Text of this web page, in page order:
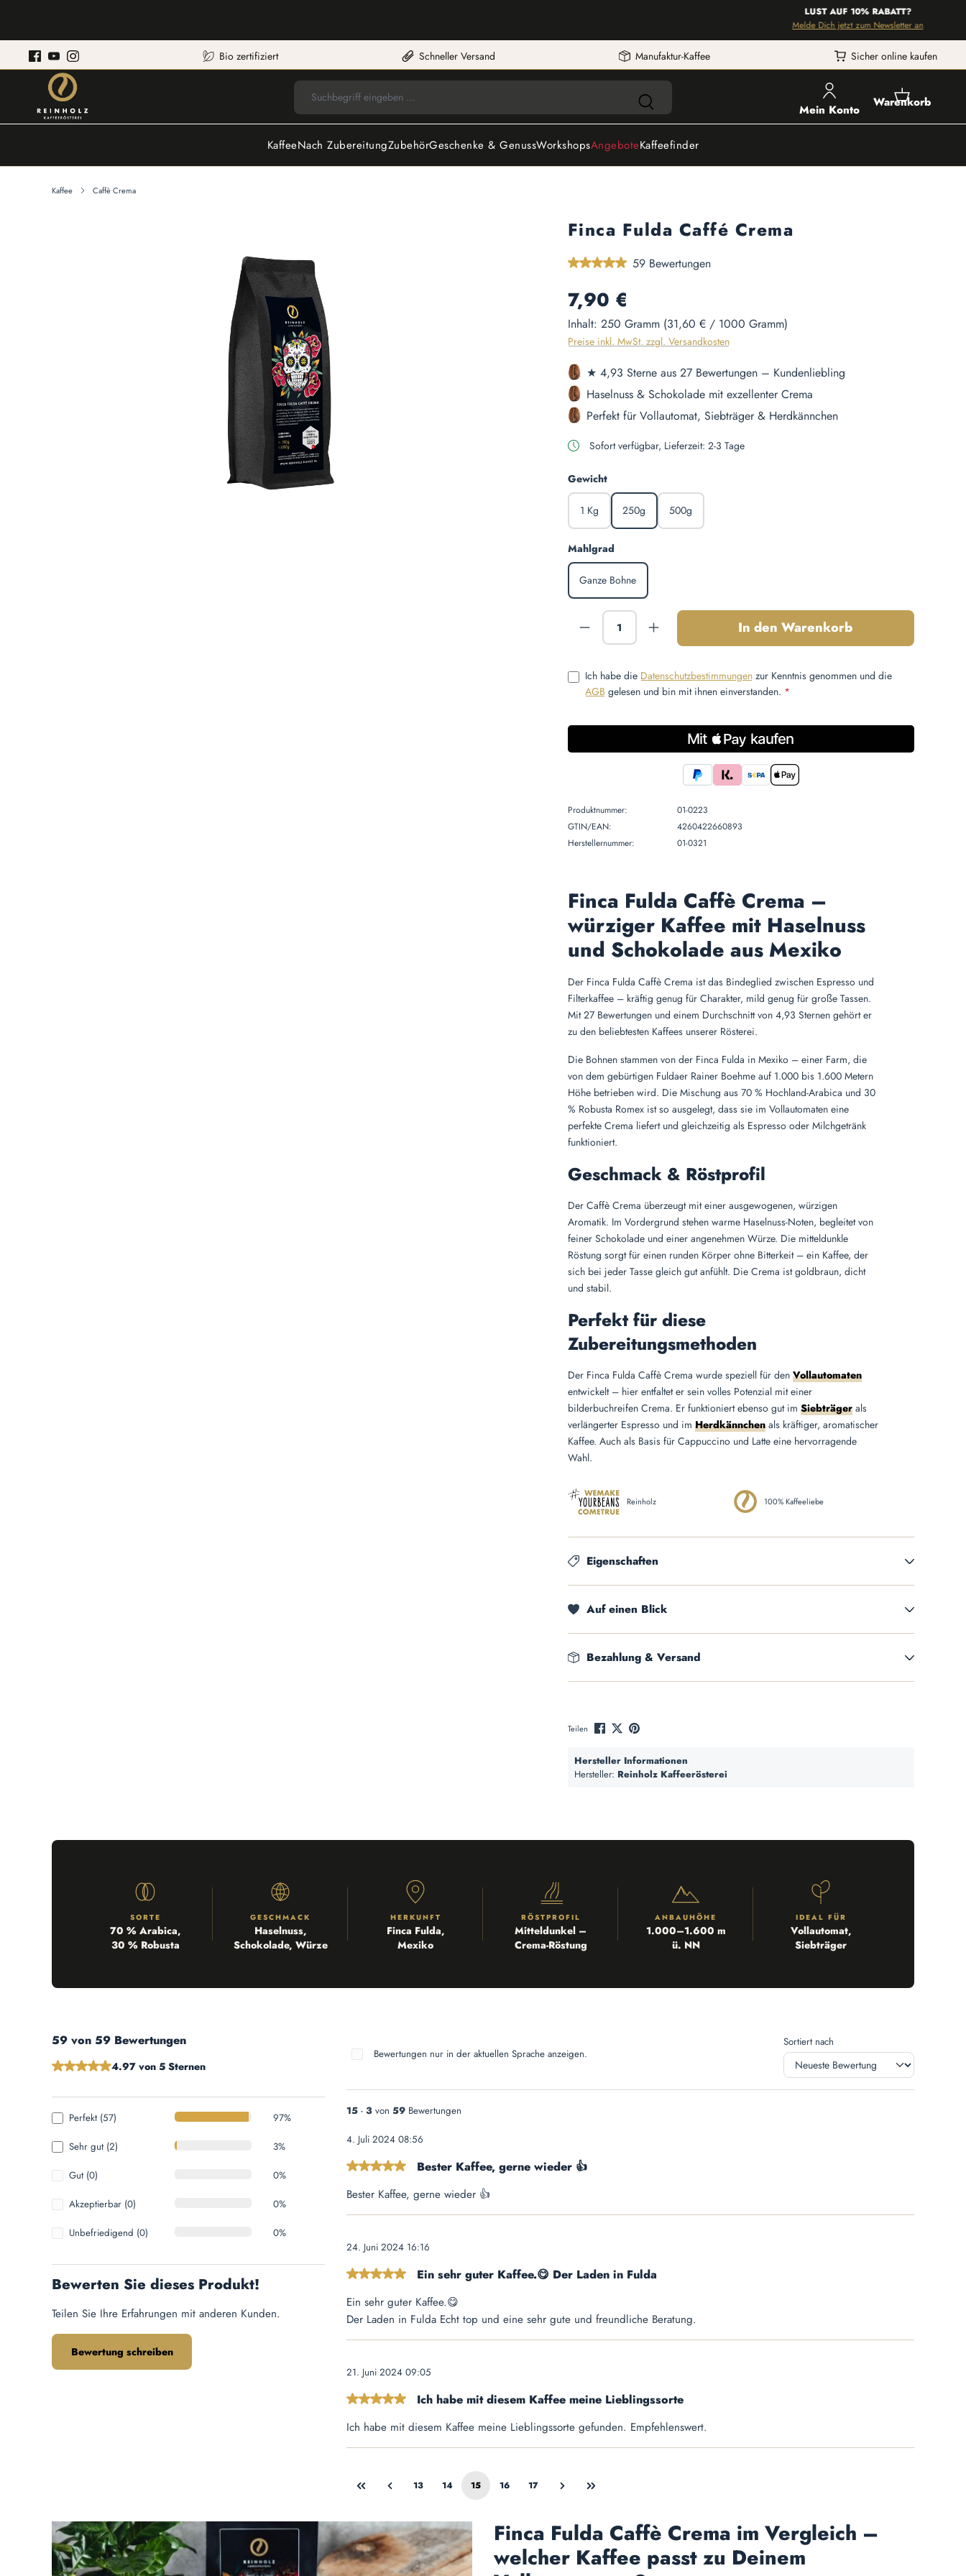
LUST AUF 10% RABATT?
Melde Dich jetzt zum Newsletter an
Bio zertifiziert Schneller Versand Manufaktur-Kaffee Sicher online kaufen
Mein Konto Warenkorb
KaffeeNach ZubereitungZubehörGeschenke & GenussWorkshopsAngeboteKaffeefinder
Kaffee Caffè Crema
Finca Fulda Caffé Crema
Durchschnittliche Bewertung von 4.97 von 5 Sternen
59 Bewertungen
Regulärer Preis:
7,90 €
Inhalt: 250 Gramm (31,60 € / 1000 Gramm)
Preise inkl. MwSt. zzgl. Versandkosten
★ 4,93 Sterne aus 27 Bewertungen – Kundenliebling
Haselnuss & Schokolade mit exzellenter Crema
Perfekt für Vollautomat, Siebträger & Herdkännchen
Sofort verfügbar, Lieferzeit: 2-3 Tage
Gewichtauswählen
1 Kg 250g 500g
Mahlgradauswählen
Ganze Bohne
Produkt Anzahl: Gib den gewünschten Wert ein
In den Warenkorb
Ich habe die Datenschutzbestimmungenzur Kenntnis genommen und die
AGB gelesen und bin mit ihnen einverstanden. *
Produktnummer:
01-0223
GTIN/EAN:
4260422660893
Herstellernummer:
01-0321
Finca Fulda Caffè Crema –
würziger Kaffee mit Haselnuss
und Schokolade aus Mexiko
Der Finca Fulda Caffè Crema ist das Bindeglied zwischen Espresso und
Filterkaffee – kräftig genug für Charakter, mild genug für große Tassen.
Mit 27 Bewertungen und einem Durchschnitt von 4,93 Sternen gehört er
zu den beliebtesten Kaffees unserer Rösterei.
Die Bohnen stammen von der Finca Fulda in Mexiko – einer Farm, die
von dem gebürtigen Fuldaer Rainer Boehme auf 1.000 bis 1.600 Metern
Höhe betrieben wird. Die Mischung aus 70 % Hochland-Arabica und 30
% Robusta Romex ist so ausgelegt, dass sie im Vollautomaten eine
perfekte Crema liefert und gleichzeitig als Espresso oder Milchgetränk
funktioniert.
Geschmack & Röstprofil
Der Caffè Crema überzeugt mit einer ausgewogenen, würzigen
Aromatik. Im Vordergrund stehen warme Haselnuss-Noten, begleitet von
feiner Schokolade und einer angenehmen Würze. Die mitteldunkle
Röstung sorgt für einen runden Körper ohne Bitterkeit – ein Kaffee, der
sich bei jeder Tasse gleich gut anfühlt. Die Crema ist goldbraun, dicht
und stabil.
Perfekt für diese
Zubereitungsmethoden
Der Finca Fulda Caffè Crema wurde speziell für den Vollautomaten
entwickelt – hier entfaltet er sein volles Potenzial mit einer
bilderbuchreifen Crema. Er funktioniert ebenso gut im Siebträgerals
verlängerter Espresso und im Herdkännchenals kräftiger, aromatischer
Kaffee. Auch als Basis für Cappuccino und Latte eine hervorragende
Wahl.
Reinholz 100% Kaffeeliebe
Eigenschaften
Auf einen Blick
Bezahlung & Versand
Teilen
Hersteller Informationen
Hersteller: Reinholz Kaffeerösterei
SORTE
70 % Arabica,
30 % Robusta
GESCHMACK
Haselnuss,
Schokolade, Würze
HERKUNFT
Finca Fulda,
Mexiko
RÖSTPROFIL
Mitteldunkel –
Crema-Röstung
ANBAUHÖHE
1.000–1.600 m
ü. NN
IDEAL FÜR
Vollautomat,
Siebträger
59 von 59 Bewertungen
Durchschnittliche Bewertung von 4.97 von 5 Sternen
4.97 von 5 Sternen
Perfekt (57) 97%
Sehr gut (2) 3%
Gut (0) 0%
Akzeptierbar (0) 0%
Unbefriedigend (0) 0%
Bewerten Sie dieses Produkt!
Teilen Sie Ihre Erfahrungen mit anderen Kunden.
Bewertung schreiben
Bewertungen nur in der aktuellen Sprache anzeigen.
Sortiert nach
15 - 3 von 59 Bewertungen
4. Juli 2024 08:56
Bewertung mit 5 von 5 SternenBester Kaffee, gerne wieder 👍
Bester Kaffee, gerne wieder 👍
24. Juni 2024 16:16
Bewertung mit 5 von 5 SternenEin sehr guter Kaffee.😋 Der Laden in Fulda
Ein sehr guter Kaffee.😋
Der Laden in Fulda Echt top und eine sehr gute und freundliche Beratung.
21. Juni 2024 09:05
Bewertung mit 5 von 5 SternenIch habe mit diesem Kaffee meine Lieblingssorte
Ich habe mit diesem Kaffee meine Lieblingssorte gefunden. Empfehlenswert.
13
14
15
16
17
Finca Fulda Caffè Crema im Vergleich –
welcher Kaffee passt zu Deinem